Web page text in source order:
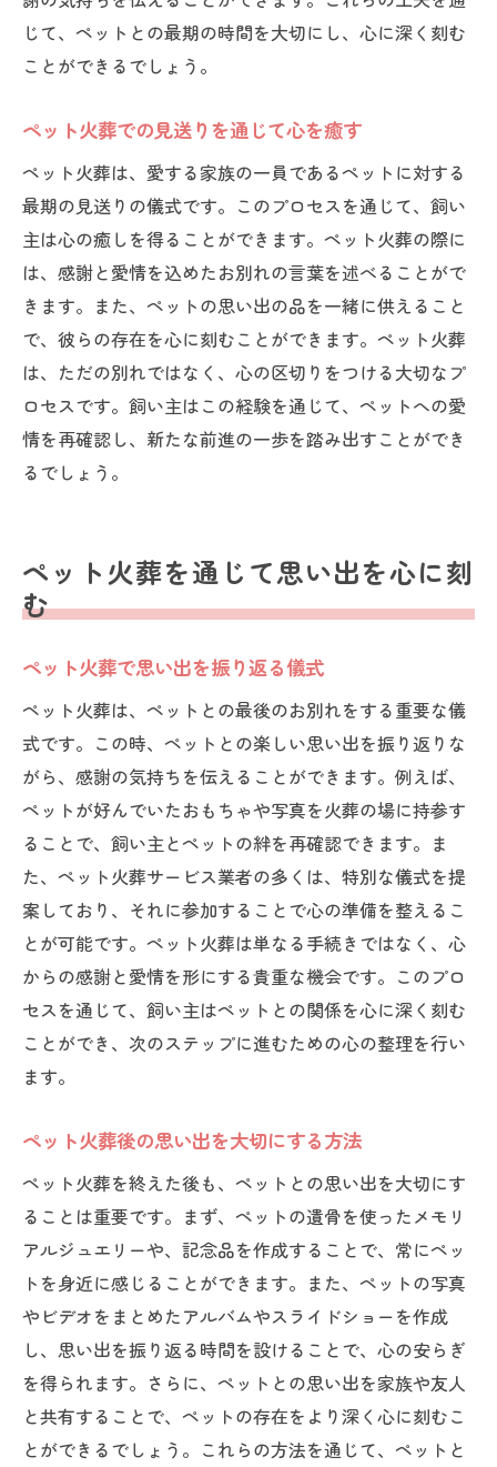
じて、ペットとの最期の時間を大切にし、心に深く刻む
ことができるでしょう。
ペット火葬での見送りを通じて心を癒す
ペット火葬は、愛する家族の一員であるペットに対する
最期の見送りの儀式です。このプロセスを通じて、飼い
主は心の癒しを得ることができます。ペット火葬の際に
は、感謝と愛情を込めたお別れの言葉を述べることがで
きます。また、ペットの思い出の品を一緒に供えること
で、彼らの存在を心に刻むことができます。ペット火葬
は、ただの別れではなく、心の区切りをつける大切なプ
ロセスです。飼い主はこの経験を通じて、ペットへの愛
情を再確認し、新たな前進の一歩を踏み出すことができ
るでしょう。
ペット火葬を通じて思い出を心に刻
む
ペット火葬で思い出を振り返る儀式
ペット火葬は、ペットとの最後のお別れをする重要な儀
式です。この時、ペットとの楽しい思い出を振り返りな
がら、感謝の気持ちを伝えることができます。例えば、
ペットが好んでいたおもちゃや写真を火葬の場に持参す
ることで、飼い主とペットの絆を再確認できます。ま
た、ペット火葬サービス業者の多くは、特別な儀式を提
案しており、それに参加することで心の準備を整えるこ
とが可能です。ペット火葬は単なる手続きではなく、心
からの感謝と愛情を形にする貴重な機会です。このプロ
セスを通じて、飼い主はペットとの関係を心に深く刻む
ことができ、次のステップに進むための心の整理を行い
ます。
ペット火葬後の思い出を大切にする方法
ペット火葬を終えた後も、ペットとの思い出を大切にす
ることは重要です。まず、ペットの遺骨を使ったメモリ
アルジュエリーや、記念品を作成することで、常にペッ
トを身近に感じることができます。また、ペットの写真
やビデオをまとめたアルバムやスライドショーを作成
し、思い出を振り返る時間を設けることで、心の安らぎ
を得られます。さらに、ペットとの思い出を家族や友人
と共有することで、ペットの存在をより深く心に刻むこ
とができるでしょう。これらの方法を通じて、ペットと